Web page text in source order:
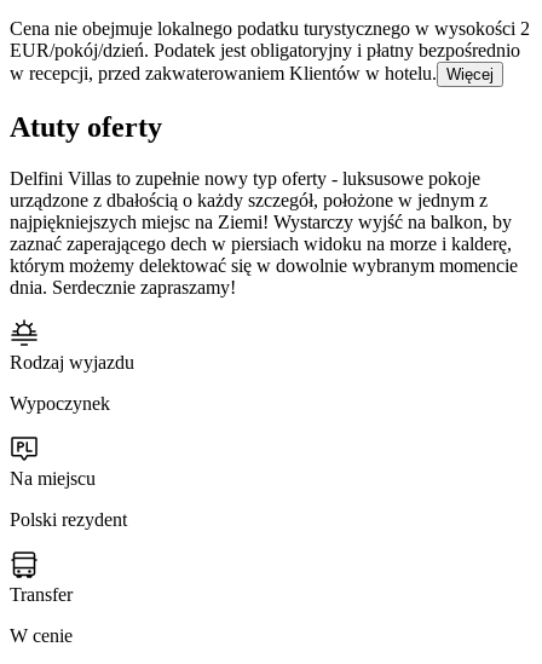
Cena nie obejmuje lokalnego podatku turystycznego w wysokości 2
EUR/pokój/dzień. Podatek jest obligatoryjny i płatny bezpośrednio
w recepcji, przed zakwaterowaniem Klientów w hotelu. Więcej
Atuty oferty
Delfini Villas to zupełnie nowy typ oferty - luksusowe pokoje
urządzone z dbałością o każdy szczegół, położone w jednym z
najpiękniejszych miejsc na Ziemi! Wystarczy wyjść na balkon, by
zaznać zaperającego dech w piersiach widoku na morze i kalderę,
którym możemy delektować się w dowolnie wybranym momencie
dnia. Serdecznie zapraszamy!
Rodzaj wyjazdu
Wypoczynek
Na miejscu
Polski rezydent
Transfer
W cenie